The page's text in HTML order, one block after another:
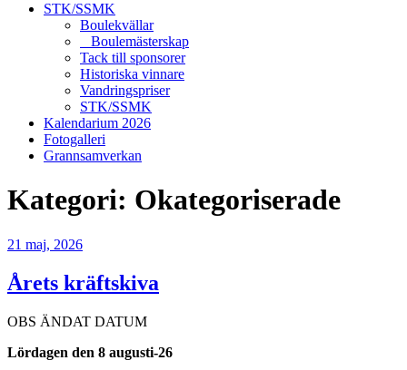
STK/SSMK
Boulekvällar
Boulemästerskap
Tack till sponsorer
Historiska vinnare
Vandringspriser
STK/SSMK
Kalendarium 2026
Fotogalleri
Grannsamverkan
Kategori: Okategoriserade
Publicerat
21 maj, 2026
Årets kräftskiva
OBS ÄNDAT DATUM
Lördagen den 8 augusti-26